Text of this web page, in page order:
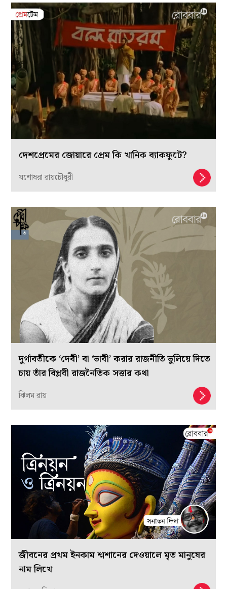
দেশপ্রেমের জোয়ারে প্রেম কি খানিক ব্যাকফুটে?
যশোধরা রায়চৌধুরী
দুর্গাবতীকে ‘দেবী’ বা ‘ভাবী’ করার রাজনীতি ভুলিয়ে দিতে
চায় তাঁর বিপ্লবী রাজনৈতিক সত্তার কথা
ঝিলম রায়
জীবনের প্রথম ইনকাম শ্মশানের দেওয়ালে মৃত মানুষের
নাম লিখে